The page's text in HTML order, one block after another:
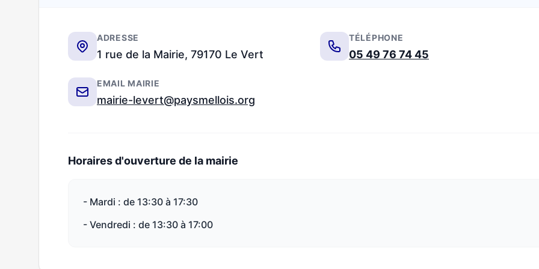
ADRESSE
1 rue de la Mairie, 79170 Le Vert
TÉLÉPHONE
05 49 76 74 45
EMAIL MAIRIE
mairie-levert@paysmellois.org
Horaires d'ouverture de la mairie
- Mardi : de 13:30 à 17:30
- Vendredi : de 13:30 à 17:00